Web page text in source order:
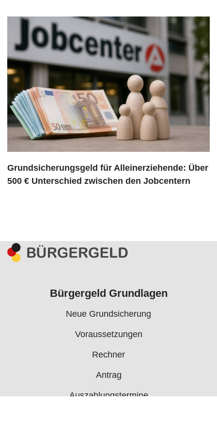
Grundsicherungsgeld für Alleinerziehende: Über
500 € Unterschied zwischen den Jobcentern
Bürgergeld Grundlagen
Neue Grundsicherung
Voraussetzungen
Rechner
Antrag
Auszahlungstermine